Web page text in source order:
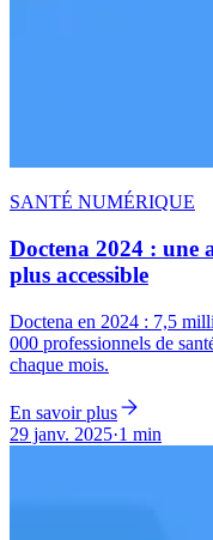
SANTÉ NUMÉRIQUE
Doctena 2024 : une
plus accessible
Doctena en 2024 : 7,5
000 professionnels de
chaque mois.
En savoir plus
29 janv. 2025·1 min